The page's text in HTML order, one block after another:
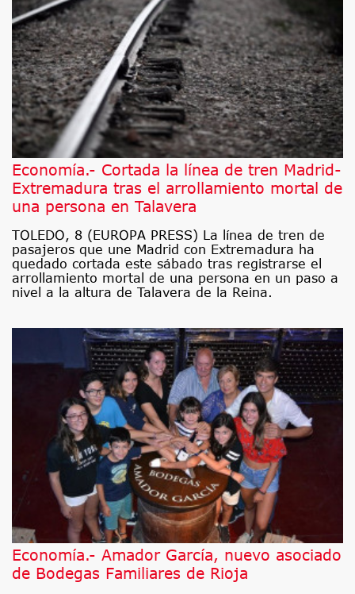
Economía.- Cortada la línea de tren Madrid-
Extremadura tras el arrollamiento mortal de
una persona en Talavera
TOLEDO, 8 (EUROPA PRESS) La línea de tren de
pasajeros que une Madrid con Extremadura ha
quedado cortada este sábado tras registrarse el
arrollamiento mortal de una persona en un paso a
nivel a la altura de Talavera de la Reina.
Economía.- Amador García, nuevo asociado
de Bodegas Familiares de Rioja